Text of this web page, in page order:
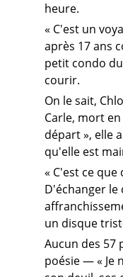
heure.
« C'est un
après 17 ans
petit condo
courir.
On le sait,
Carle, mort
départ », elle
qu'elle est
« C'est ce
D'échanger le
un disque
Aucun des 57
poésie — « Je